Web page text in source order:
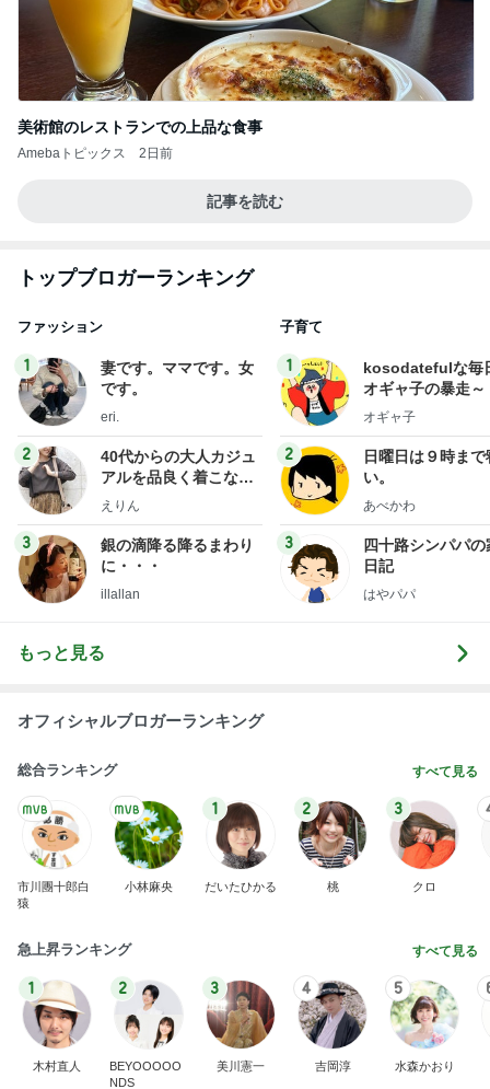
美術館のレストランでの上品な食事
Amebaトピックス 2日前
記事を読む
トップブロガーランキング
ファッション
1
妻です。ママです。女
です。
eri.
2
40代からの大人カジュ
アルを品良く着こなす
ファッションブログ
えりん
3
銀の滴降る降るまわり
に・・・
illallan
子育て
1
kosodatefulな毎
オギャ子の暴走～
オギャ子
2
日曜日は９時まで
い。
あべかわ
3
四十路シンパパの
日記
はやパパ
もっと見る
オフィシャルブロガーランキング
総合ランキング すべて見る
市川團十郎白
猿
小林麻央
1
だいたひかる
2
桃
3
クロ
急上昇ランキング すべて見る
1
木村直人
2
BEYOOOOO
NDS
3
美川憲一
4
吉岡淳
5
水森かおり